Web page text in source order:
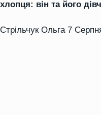
хлопця: він та його
Стрільчук Ольга 7